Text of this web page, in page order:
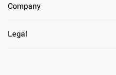
Company
Legal